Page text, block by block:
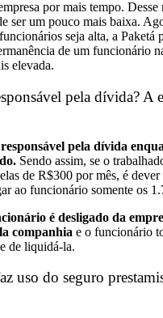
por mais tempo. Desse
ser um pouco mais baixa.
seja alta, a Paketá
de um funcionário
elevada.
pela dívida? A
responsável pela dívida
Sendo assim, se o
de R$300 por mês, é dever
ao funcionário somente os
é desligado da
companhia e o funcionário
de liquidá-la.
uso do seguro